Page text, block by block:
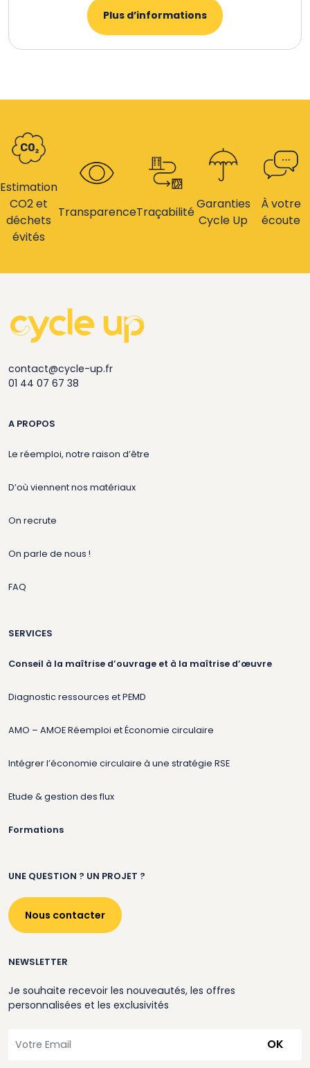
Plus d’informations
Estimation
CO2 et
déchets
évités
TransparenceTraçabilité
Garanties
Cycle Up
À votre
écoute
contact@cycle-up.fr
01 44 07 67 38
A PROPOS
Le réemploi, notre raison d’être
D’où viennent nos matériaux
On recrute
On parle de nous !
FAQ
SERVICES
Conseil à la maîtrise d’ouvrage et à la maîtrise d’œuvre
Diagnostic ressources et PEMD
AMO – AMOE Réemploi et Économie circulaire
Intégrer l’économie circulaire à une stratégie RSE
Etude & gestion des flux
Formations
UNE QUESTION ? UN PROJET ?
Nous contacter
NEWSLETTER
Je souhaite recevoir les nouveautés, les offres
personnalisées et les exclusivités
OK